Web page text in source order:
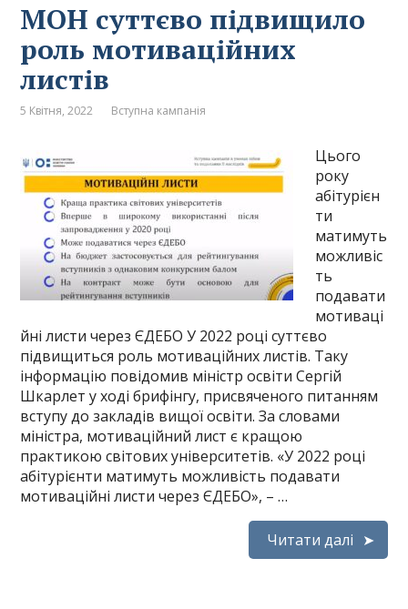
МОН суттєво підвищило
роль мотиваційних
листів
5 Квітня, 2022 Вступна кампанія
Цього
року
абітурієн
ти
матимуть
можливіс
ть
подавати
мотиваці
йні листи через ЄДЕБО У 2022 році суттєво
підвищиться роль мотиваційних листів. Таку
інформацію повідомив міністр освіти Сергій
Шкарлет у ході брифінгу, присвяченого питанням
вступу до закладів вищої освіти. За словами
міністра, мотиваційний лист є кращою
практикою світових університетів. «У 2022 році
абітурієнти матимуть можливість подавати
мотиваційні листи через ЄДЕБО», – …
Читати далі